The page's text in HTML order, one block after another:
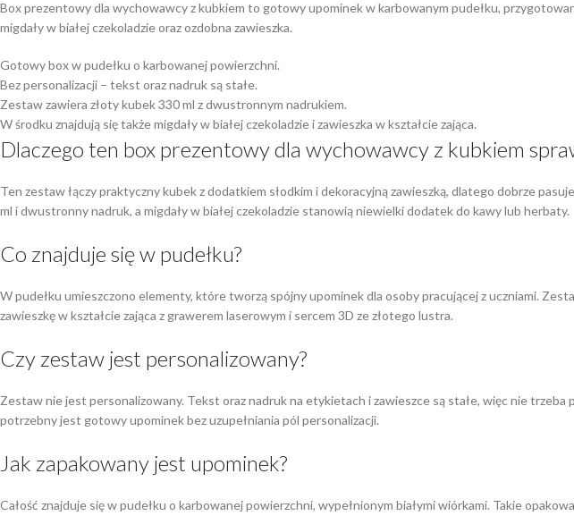
Box prezentowy dla wychowawcy z kubkiem to gotowy upominek w karbowanym pudełku,
migdały w białej czekoladzie oraz ozdobna zawieszka.
Gotowy box w pudełku o karbowanej powierzchni.
Bez personalizacji – tekst oraz nadruk są stałe.
Zestaw zawiera złoty kubek 330 ml z dwustronnym nadrukiem.
W środku znajdują się także migdały w białej czekoladzie i zawieszka w kształcie zająca.
Dlaczego ten box prezentowy dla wychowawcy z kubkiem
Ten zestaw łączy praktyczny kubek z dodatkiem słodkim i dekoracyjną zawieszką, dlatego dobrze
ml i dwustronny nadruk, a migdały w białej czekoladzie stanowią niewielki dodatek do kawy lub herbaty.
Co znajduje się w pudełku?
W pudełku umieszczono elementy, które tworzą spójny upominek dla osoby pracującej z uczniami.
zawieszkę w kształcie zająca z grawerem laserowym i sercem 3D ze złotego lustra.
Czy zestaw jest personalizowany?
Zestaw nie jest personalizowany. Tekst oraz nadruk na etykietach i zawieszce są stałe, więc nie
potrzebny jest gotowy upominek bez uzupełniania pól personalizacji.
Jak zapakowany jest upominek?
Całość znajduje się w pudełku o karbowanej powierzchni, wypełnionym białymi wiórkami. Takie